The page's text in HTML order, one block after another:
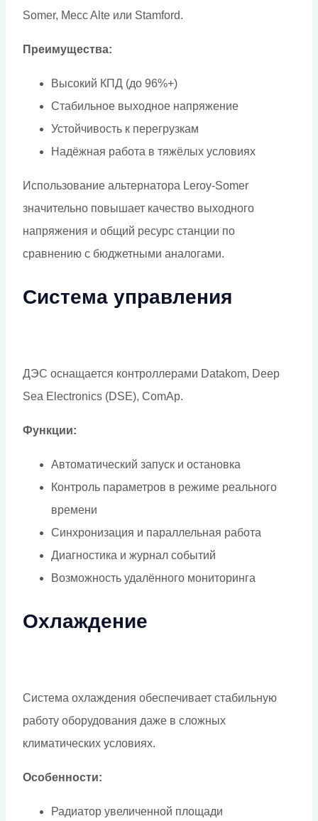
Somer, Mecc Alte или Stamford.
Преимущества:
Высокий КПД (до 96%+)
Стабильное выходное напряжение
Устойчивость к перегрузкам
Надёжная работа в тяжёлых условиях
Использование альтернатора Leroy-Somer
значительно повышает качество выходного
напряжения и общий ресурс станции по
сравнению с бюджетными аналогами.
Система управления
ДЭС оснащается контроллерами Datakom, Deep
Sea Electronics (DSE), ComAp.
Функции:
Автоматический запуск и остановка
Контроль параметров в режиме реального
времени
Синхронизация и параллельная работа
Диагностика и журнал событий
Возможность удалённого мониторинга
Охлаждение
Система охлаждения обеспечивает стабильную
работу оборудования даже в сложных
климатических условиях.
Особенности:
Радиатор увеличенной площади